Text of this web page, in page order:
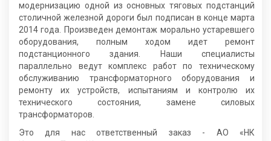
модернизацию одной из основных тяговых подстанций
столичной железной дороги был подписан в конце марта
2014 года. Произведен демонтаж морально устаревшего
оборудования, полным ходом идет ремонт
подстанционного здания. Наши специалисты
параллельно ведут комплекс работ по техническому
обслуживанию трансформаторного оборудования и
ремонту их устройств, испытаниям и контролю их
технического состояния, замене силовых
трансформаторов.
Это для нас ответственный заказ - АО «НК